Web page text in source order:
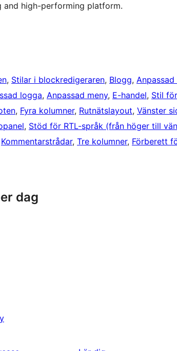
and high-performing platform.
, Stilar i blockredigeraren, Blogg,
logga, Anpassad meny, E-handel, Stil
, Fyra kolumner, Rutnätslayout, Vänster
, Stöd för RTL-språk (från höger till
Kommentarstrådar, Tre kolumner, Förberett
dag